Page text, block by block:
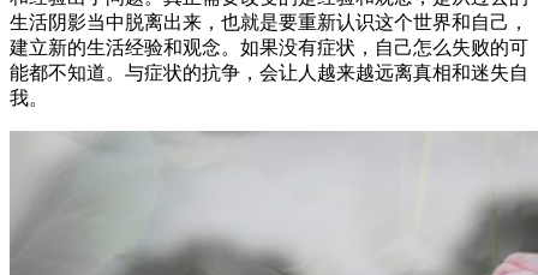
生活阴影当中脱离出来，也就是要重新认识这个世界和自己，
建立新的生活经验和观念。如果没有症状，自己怎么失败的可
能都不知道。与症状的抗争，会让人越来越远离真相和迷失自
我。